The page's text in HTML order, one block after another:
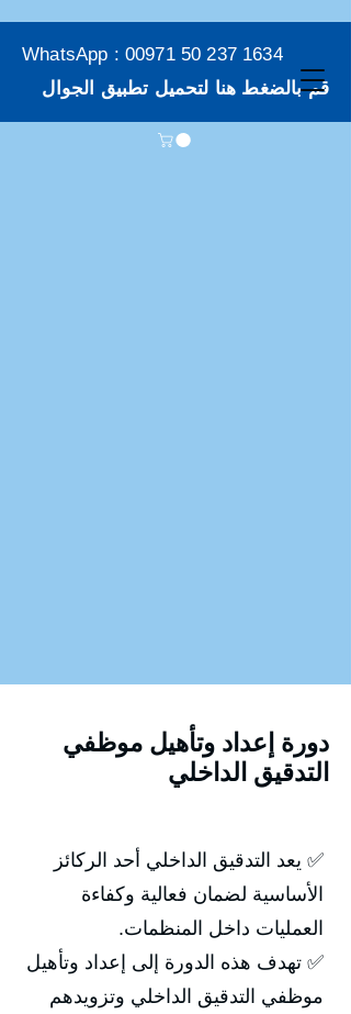
WhatsApp : 00971 50 237 1634
قم بالضغط هنا لتحميل تطبيق الجوال
دورة إعداد وتأهيل موظفي
التدقيق الداخلي
✅ يعد التدقيق الداخلي أحد الركائز
الأساسية لضمان فعالية وكفاءة
العمليات داخل المنظمات.
✅ تهدف هذه الدورة إلى إعداد وتأهيل
موظفي التدقيق الداخلي وتزويدهم